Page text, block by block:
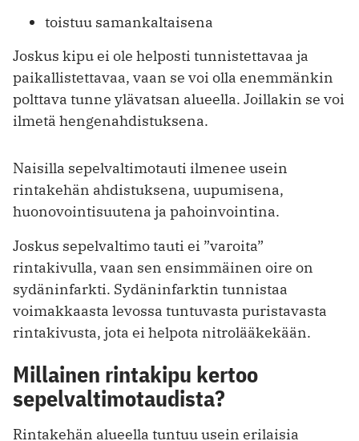
toistuu samankaltaisena
Joskus kipu ei ole helposti tunnistettavaa ja
paikallistettavaa, vaan se voi olla enemmänkin
polttava tunne ylävatsan alueella. Joillakin se voi
ilmetä hengenahdistuksena.
Naisilla sepelvaltimotauti ilmenee usein
rintakehän ahdistuksena, uupumisena,
huonovointisuutena ja pahoinvointina.
Joskus sepelvaltimo tauti ei ”varoita”
rintakivulla, vaan sen ensimmäinen oire on
sydäninfarkti. Sydäninfarktin tunnistaa
voimakkaasta levossa tuntuvasta puristavasta
rintakivusta, jota ei helpota nitrolääkekään.
Millainen rintakipu kertoo
sepelvaltimotaudista?
Rintakehän alueella tuntuu usein erilaisia